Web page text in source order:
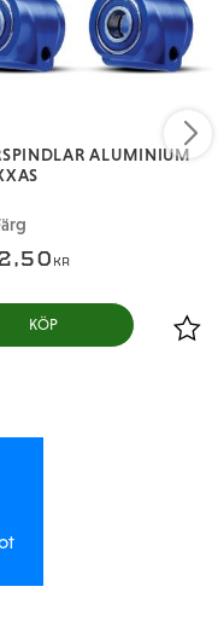
ALUMINIUM
KR